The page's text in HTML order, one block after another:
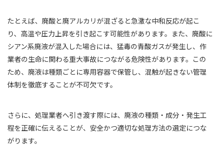
たとえば、廃酸と廃アルカリが混ざると急激な中和反応が起こ
り、高温や圧力上昇を引き起こす可能性があります。また、廃酸に
シアン系廃液が混入した場合には、猛毒の青酸ガスが発生し、作
業者の生命に関わる重大事故につながる危険性があります。この
ため、廃液は種類ごとに専用容器で保管し、混触が起きない管理
体制を徹底することが不可欠です。
さらに、処理業者へ引き渡す際には、廃液の種類・成分・発生工
程を正確に伝えることが、安全かつ適切な処理方法の選定につな
がります。